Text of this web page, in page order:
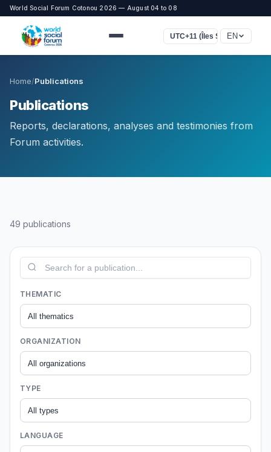
World Social Forum Cotonou 2026 — August 04 to 08
UTC+11 (Îles Salomon)
EN
Home/Publications
Publications
Reports, declarations, analyses and testimonies from
Forum activities.
49 publications
THEMATIC
ORGANIZATION
TYPE
LANGUAGE